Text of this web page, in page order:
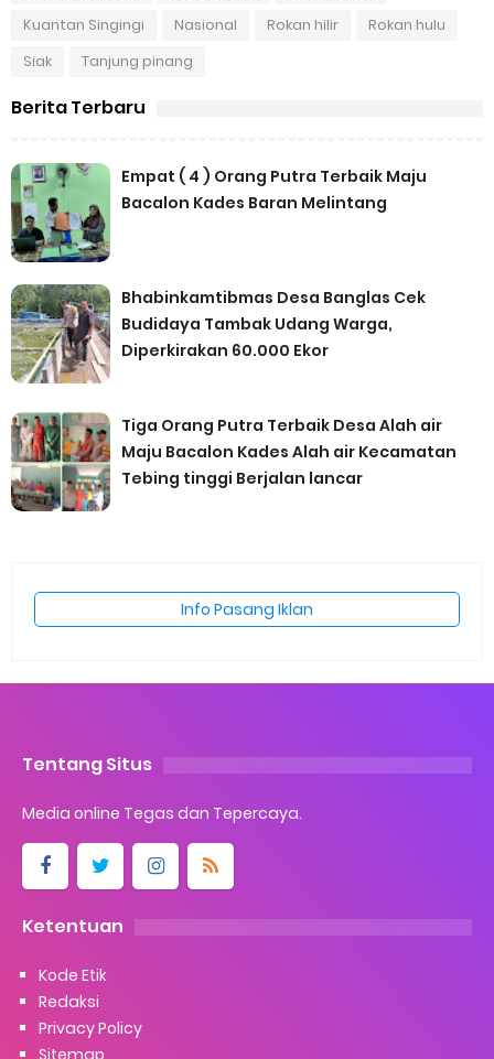
Kuantan Singingi
Nasional Rokan hilir
Rokan hulu
Siak
Tanjung pinang
Berita Terbaru
Empat ( 4 ) Orang Putra Terbaik Maju
Bacalon Kades Baran Melintang
Bhabinkamtibmas Desa Banglas Cek
Budidaya Tambak Udang Warga,
Diperkirakan 60.000 Ekor
Tiga Orang Putra Terbaik Desa Alah air
Maju Bacalon Kades Alah air Kecamatan
Tebing tinggi Berjalan lancar
Info Pasang Iklan
Tentang Situs
Media online Tegas dan Tepercaya.
Ketentuan
Kode Etik
Redaksi
Privacy Policy
Sitemap